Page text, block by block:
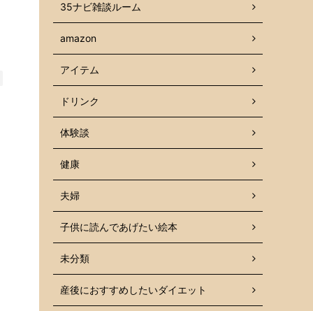
35ナビ雑談ルーム
amazon
アイテム
ドリンク
体験談
健康
夫婦
子供に読んであげたい絵本
未分類
産後におすすめしたいダイエット